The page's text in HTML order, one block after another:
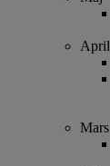
April
Mars